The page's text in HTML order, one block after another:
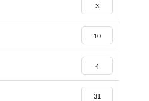
3
10
4
31